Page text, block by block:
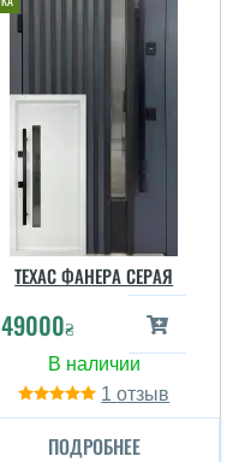
ТЕХАС ФАНЕРА СЕРАЯ
49000₴
1
ПОДРОБНЕЕ